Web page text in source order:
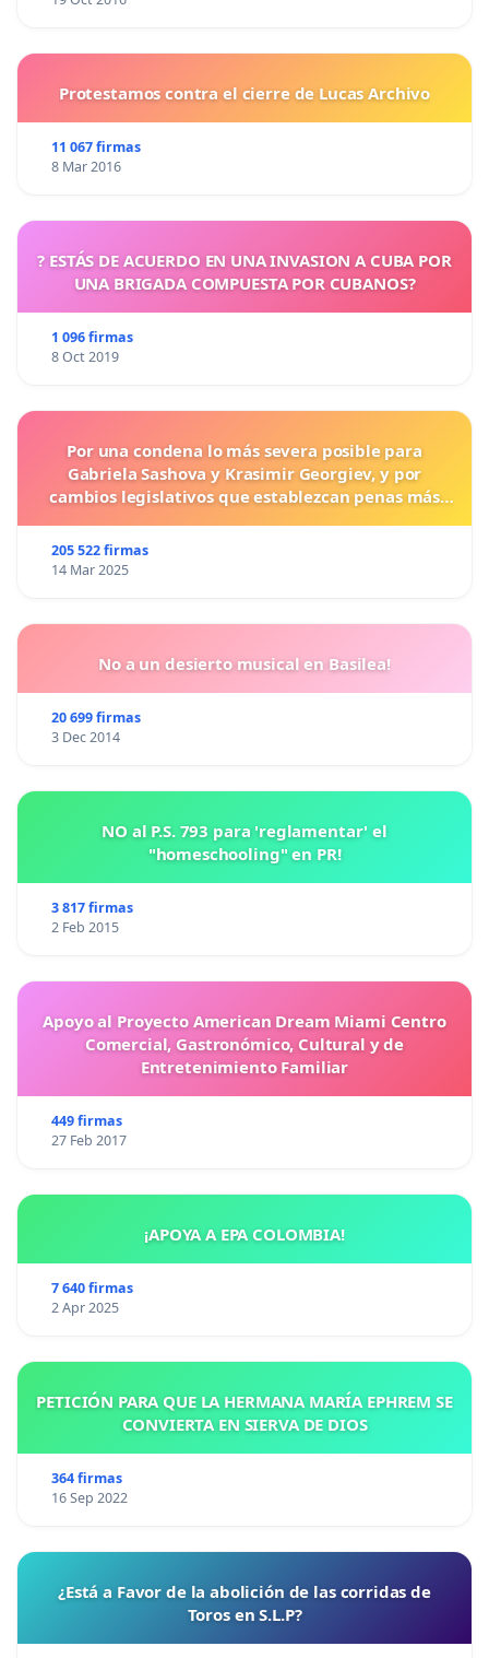
Protestamos contra el cierre de Lucas Archivo
11 067 firmas
8 Mar 2016
? ESTÁS DE ACUERDO EN UNA INVASION A CUBA POR
UNA BRIGADA COMPUESTA POR CUBANOS?
1 096 firmas
8 Oct 2019
Por una condena lo más severa posible para
Gabriela Sashova y Krasimir Georgiev, y por
cambios legislativos que establezcan penas más
205 522 firmas
14 Mar 2025
No a un desierto musical en Basilea!
20 699 firmas
3 Dec 2014
NO al P.S. 793 para 'reglamentar' el
"homeschooling" en PR!
3 817 firmas
2 Feb 2015
Apoyo al Proyecto American Dream Miami Centro
Comercial, Gastronómico, Cultural y de
Entretenimiento Familiar
449 firmas
27 Feb 2017
¡APOYA A EPA COLOMBIA!
7 640 firmas
2 Apr 2025
PETICIÓN PARA QUE LA HERMANA MARÍA EPHREM SE
CONVIERTA EN SIERVA DE DIOS
364 firmas
16 Sep 2022
¿Está a Favor de la abolición de las corridas de
Toros en S.L.P?